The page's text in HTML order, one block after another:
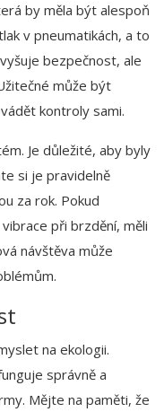
by měla být alespoň
v pneumatikách, a to
bezpečnost, ale
může být
kontroly sami.
Je důležité, aby byly
si je pravidelně
za rok. Pokud
při brzdění, měli
návštěva může
na ekologii.
správně a
Mějte na paměti, že